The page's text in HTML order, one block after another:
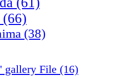
(66)
(38)
gallery File (16)